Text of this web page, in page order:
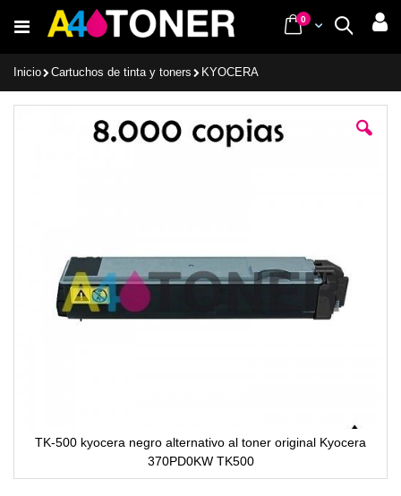
al
Buscar
Cart
0items
Inicio Cartuchos de tinta y toners KYOCERA
TK-500 kyocera negro alternativo al toner original Kyocera
370PD0KW TK500